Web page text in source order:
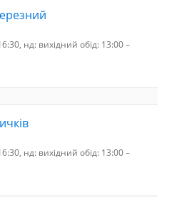
нд: вихідний обід: 13:00 –
нд: вихідний обід: 13:00 –